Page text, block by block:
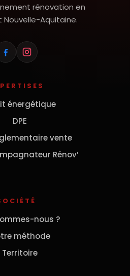
rénovation en
Aquitaine.
énergétique
DPE
vente
Rénov’
nous ?
méthode
Territoire